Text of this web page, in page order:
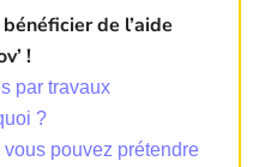
de l’aide
!
par travaux
?
pouvez prétendre